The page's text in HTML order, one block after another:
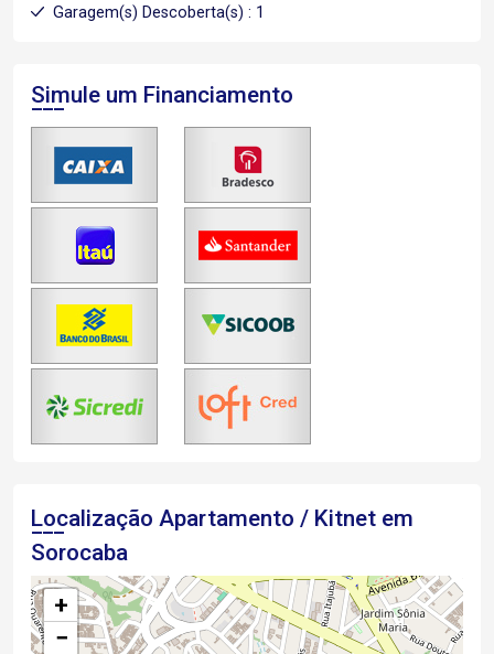
Garagem(s) Descoberta(s) : 1
Simule um Financiamento
Localização Apartamento / Kitnet em
Sorocaba
+
−